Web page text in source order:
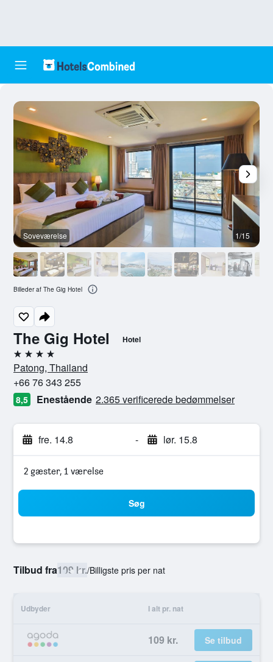
The Gig Hotel Hotel
4 stjerner
Patong, Thailand
+66 76 343 255
8,5 Enestående 2.365 verificerede bedømmelser
fre. 14.8 - lør. 15.8
2 gæster, 1 værelse
Søg
Tilbud fra109 kr./Billigste pris per nat
Udbyder I alt pr. nat
109 kr. Se tilbud
Soveværelse 1/15
Billeder af The Gig Hotel